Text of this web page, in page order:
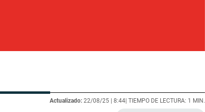
Actualizado: 22/08/25 | 8:44 | TIEMPO DE LECTURA: 1 MIN.